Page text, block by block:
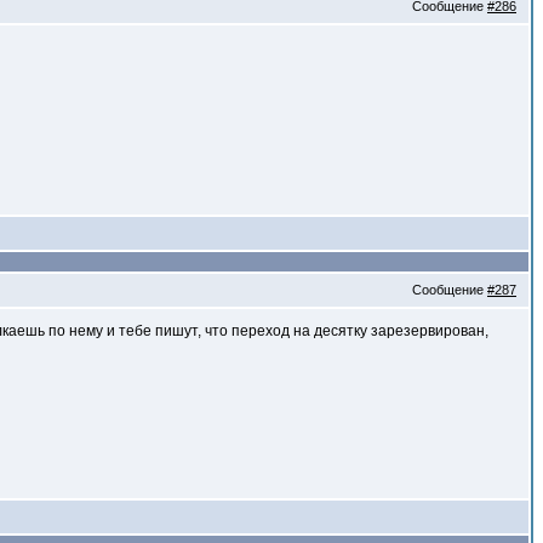
Сообщение #286
Сообщение #287
по нему и тебе пишут, что переход на десятку зарезервирован,